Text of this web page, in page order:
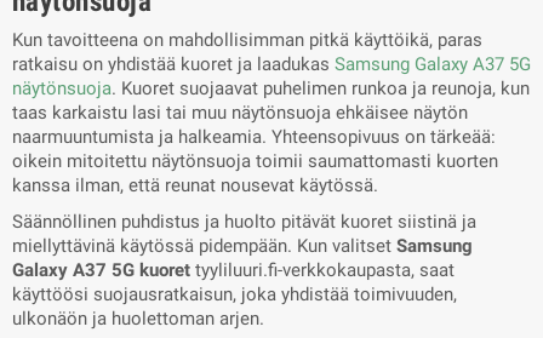
Kun tavoitteena on mahdollisimman pitkä käyttöikä, paras
ratkaisu on yhdistää kuoret ja laadukas Samsung Galaxy A37 5G
näytönsuoja. Kuoret suojaavat puhelimen runkoa ja reunoja, kun
taas karkaistu lasi tai muu näytönsuoja ehkäisee näytön
naarmuuntumista ja halkeamia. Yhteensopivuus on tärkeää:
oikein mitoitettu näytönsuoja toimii saumattomasti kuorten
kanssa ilman, että reunat nousevat käytössä.
Säännöllinen puhdistus ja huolto pitävät kuoret siistinä ja
miellyttävinä käytössä pidempään. Kun valitset Samsung
Galaxy A37 5G kuoret tyyliluuri.fi-verkkokaupasta, saat
käyttöösi suojausratkaisun, joka yhdistää toimivuuden,
ulkonäön ja huolettoman arjen.